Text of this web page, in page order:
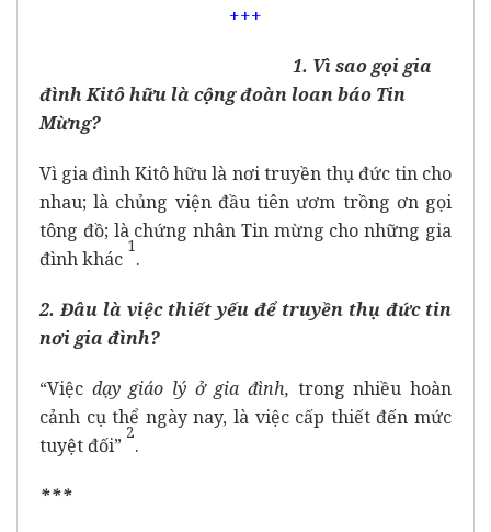
+++
1. Vì sao gọi gia
đình Kitô hữu là cộng đoàn loan báo Tin
Mừng?
Vì gia đình Kitô hữu là nơi truyền thụ đức tin cho
nhau; là chủng viện đầu tiên ươm trồng ơn gọi
tông đồ; là chứng nhân Tin mừng cho những gia
đình khác
1
.
2. Đâu là việc thiết yếu để truyền thụ đức tin
nơi gia đình?
“Việc dạy giáo lý ở gia đình, trong nhiều hoàn
cảnh cụ thể ngày nay, là việc cấp thiết đến mức
tuyệt đối”
2
.
***